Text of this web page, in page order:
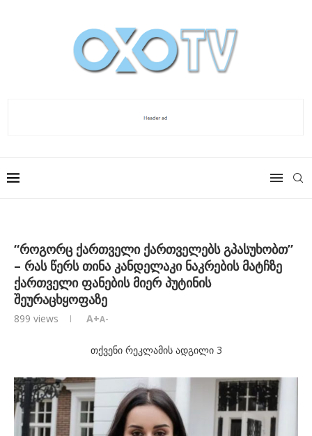
“როგორც ქართველი ქართველებს გპასუხობთ”
– რას წერს თინა კანდელაკი ნაკრების მატჩზე
ქართველი ფანების მიერ პუტინის
შეურაცხყოფაზე
899 views A+A-
თქვენი რეკლამის ადგილი 3